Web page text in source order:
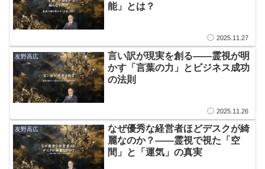
能」とは？
2025.11.27
友野高広
​言い訳が現実を創る——霊視が明
かす「言葉の力」とビジネス成功
の法則
2025.11.26
友野高広
​なぜ優秀な経営者ほどデスクが綺
麗なのか？——霊視で視た「空
間」と「運気」の真実